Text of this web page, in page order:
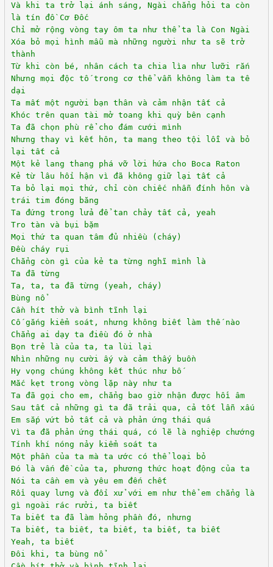
Và khi ta trở lại ánh sáng, Ngài chẳng hỏi ta còn
là tín đồ Cơ Đốc
Chỉ mở rộng vòng tay ôm ta như thể ta là Con Ngài
Xóa bỏ mọi hình mẫu mà những người như ta sẽ trở
thành
Từ khi còn bé, nhân cách ta chia lìa như lưỡi rắn
Nhưng mọi độc tố trong cơ thể vẫn không làm ta tê
dại
Ta mất một người bạn thân và cảm nhận tất cả
Khóc trên quan tài mở toang khi quỳ bên cạnh
Ta đã chọn phù rể cho đám cưới mình
Nhưng thay vì kết hôn, ta mang theo tội lỗi và bỏ
lại tất cả
Một kẻ lang thang phá vỡ lời hứa cho Boca Raton
Kẻ từ lâu hối hận vì đã không giữ lại tất cả
Ta bỏ lại mọi thứ, chỉ còn chiếc nhẫn đính hôn và
trái tim đóng băng
Ta đứng trong lửa để tan chảy tất cả, yeah
Tro tàn và bụi bặm
Mọi thứ ta quan tâm đủ nhiều (cháy)
Đều cháy rụi
Chẳng còn gì của kẻ ta từng nghĩ mình là
Ta đã từng
Ta, ta, ta đã từng (yeah, cháy)
Bùng nổ
Cần hít thở và bình tĩnh lại
Cố gắng kiểm soát, nhưng không biết làm thế nào
Chẳng ai dạy ta điều đó ở nhà
Bọn trẻ là của ta, ta lùi lại
Nhìn những nụ cười ấy và cảm thấy buồn
Hy vọng chúng không kết thúc như bố
Mắc kẹt trong vòng lặp này như ta
Ta đã gọi cho em, chẳng bao giờ nhận được hồi âm
Sau tất cả những gì ta đã trải qua, cả tốt lẫn xấu
Em sắp vứt bỏ tất cả và phản ứng thái quá
Vì ta đã phản ứng thái quá, có lẽ là nghiệp chướng
Tính khí nóng nảy kiểm soát ta
Một phần của ta mà ta ước có thể loại bỏ
Đó là vấn đề của ta, phương thức hoạt động của ta
Nói ta cần em và yêu em đến chết
Rồi quay lưng và đối xử với em như thể em chẳng là
gì ngoài rác rưởi, ta biết
Ta biết ta đã làm hỏng phần đó, nhưng
Ta biết, ta biết, ta biết, ta biết, ta biết
Yeah, ta biết
Đôi khi, ta bùng nổ